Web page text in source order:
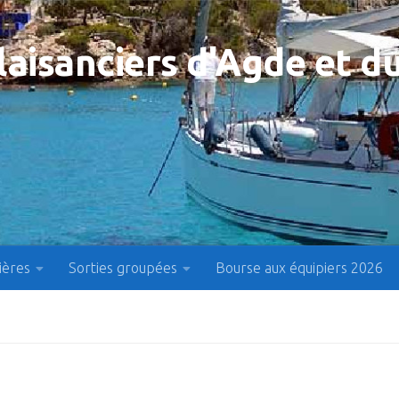
d'Agde et
Sorties groupées Bourse aux équipiers 2026